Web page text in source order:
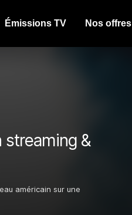
Émissions TV Nos offres
&
américain sur une